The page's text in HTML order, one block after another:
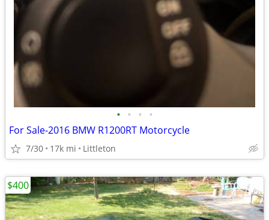
• • • •
For Sale-2016 BMW R1200RT Motorcycle
7/30 17k mi Littleton
$400